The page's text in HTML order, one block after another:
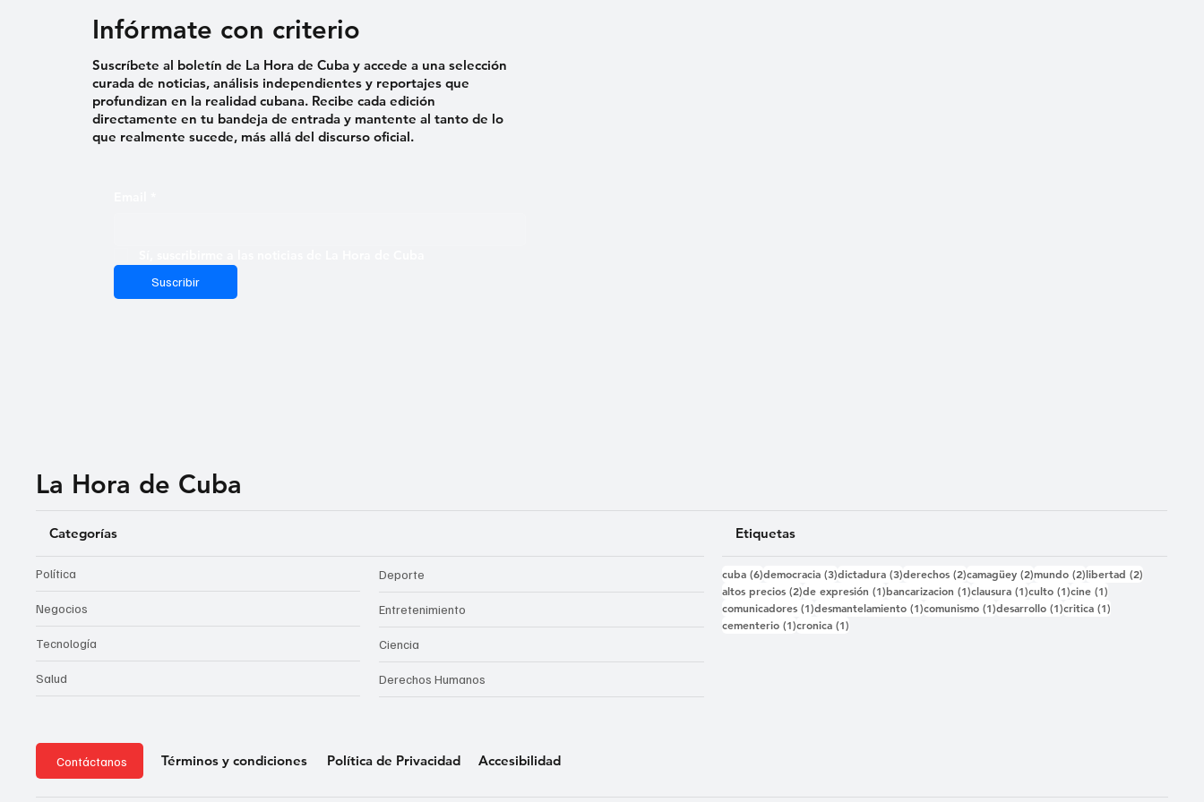
Infórmate con criterio
Suscribir
Suscríbete al boletín de La Hora de Cuba y accede a una selección
curada de noticias, análisis independientes y reportajes que
profundizan en la realidad cubana. Recibe cada edición
directamente en tu bandeja de entrada y mantente al tanto de lo
que realmente sucede, más allá del discurso oficial.
La Hora de Cuba
Categorías
Política
Negocios
Tecnología
Salud
Deporte
Entretenimiento
Ciencia
Derechos Humanos
Etiquetas
cuba (6)6 entradas
democracia (3)3 entradas
dictadura (3)3 entradas
derechos (2)2 entradas
camagüey (2)2 entradas
mundo (2)2 entradas
libertad (2)
altos precios (2)2 entradas
de expresión (1)1 entrada
bancarizacion (1)1 entrada
clausura (1)1 entrada
culto (1)1 entrada
cine (1)
comunicadores (1)1 entrada
desmantelamiento (1)1 entrada
comunismo (1)1 entrada
desarrollo (1)1 entrada
critica (1)
cementerio (1)1 entrada
cronica (1)
Contáctanos Términos y condiciones Política de Privacidad Accesibilidad